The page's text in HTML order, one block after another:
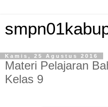
Kamis, 25 Agustus 2016
Materi Pelajaran
Kelas 9